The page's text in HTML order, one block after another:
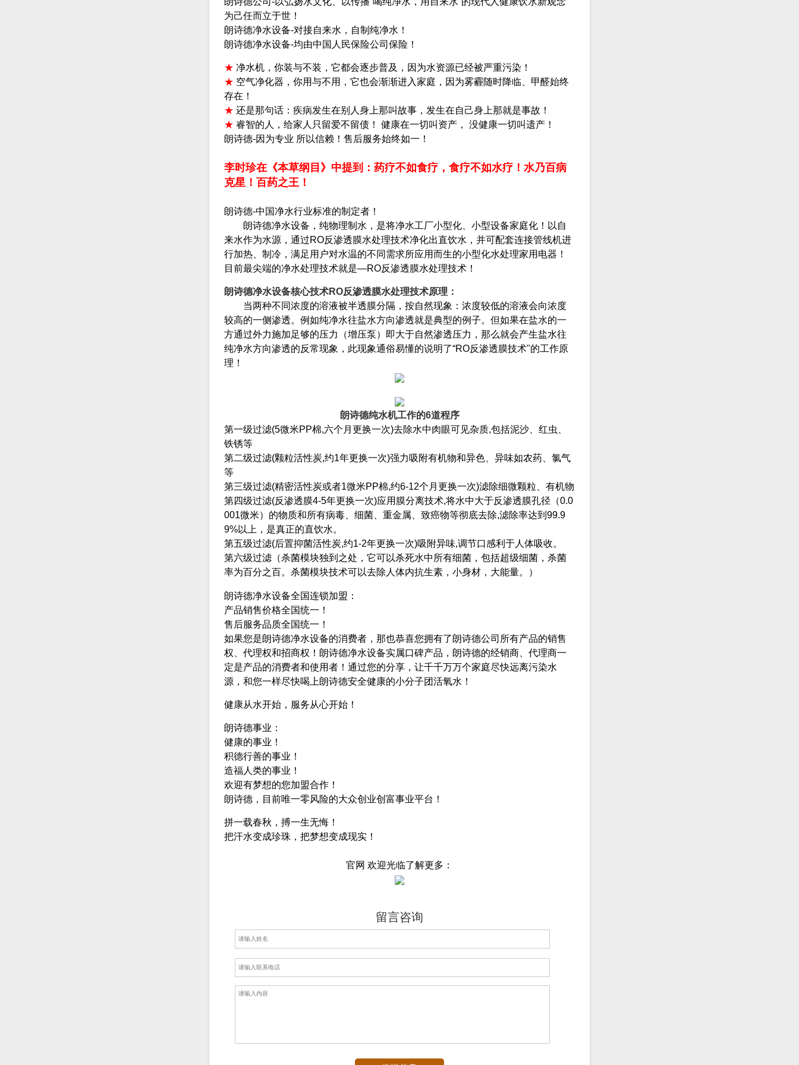
为己任而立于世！
朗诗德净水设备-对接自来水，自制纯净水！
朗诗德净水设备-均由中国人民保险公司保险！
★ 净水机，你装与不装，它都会逐步普及，因为水资源已经被严重污染！
★ 空气净化器，你用与不用，它也会渐渐进入家庭，因为雾霾随时降临、甲醛始终
存在！
★ 还是那句话：疾病发生在别人身上那叫故事，发生在自己身上那就是事故！
★ 睿智的人，给家人只留爱不留债！ 健康在一切叫资产， 没健康一切叫遗产！
朗诗德-因为专业 所以信赖！售后服务始终如一！
李时珍在《本草纲目》中提到：药疗不如食疗，食疗不如水疗！水乃百病
克星！百药之王！
朗诗德-中国净水行业标准的制定者！
朗诗德净水设备，纯物理制水，是将净水工厂小型化、小型设备家庭化！以自
来水作为水源，通过RO反渗透膜水处理技术净化出直饮水，并可配套连接管线机进
行加热、制冷，满足用户对水温的不同需求所应用而生的小型化水处理家用电器！
目前最尖端的净水处理技术就是—RO反渗透膜水处理技术！
朗诗德净水设备核心技术RO反渗透膜水处理技术原理：
当两种不同浓度的溶液被半透膜分隔，按自然现象：浓度较低的溶液会向浓度
较高的一侧渗透。例如纯净水往盐水方向渗透就是典型的例子。但如果在盐水的一
方通过外力施加足够的压力（增压泵）即大于自然渗透压力，那么就会产生盐水往
纯净水方向渗透的反常现象，此现象通俗易懂的说明了“RO反渗透膜技术"的工作原
理！
朗诗德纯水机工作的6道程序
第一级过滤(5微米PP棉,六个月更换一次)去除水中肉眼可见杂质,包括泥沙、红虫、
铁锈等
第二级过滤(颗粒活性炭,约1年更换一次)强力吸附有机物和异色、异味如农药、氯气
等
第三级过滤(精密活性炭或者1微米PP棉,约6-12个月更换一次)滤除细微颗粒、有机物
第四级过滤(反渗透膜4-5年更换一次)应用膜分离技术,将水中大于反渗透膜孔径（0.0
001微米）的物质和所有病毒、细菌、重金属、致癌物等彻底去除,滤除率达到99.9
9%以上，是真正的直饮水。
第五级过滤(后置抑菌活性炭,约1-2年更换一次)吸附异味,调节口感利于人体吸收。
第六级过滤（杀菌模块独到之处，它可以杀死水中所有细菌，包括超级细菌，杀菌
率为百分之百。杀菌模块技术可以去除人体内抗生素，小身材，大能量。）
朗诗德净水设备全国连锁加盟：
产品销售价格全国统一！
售后服务品质全国统一！
如果您是朗诗德净水设备的消费者，那也恭喜您拥有了朗诗德公司所有产品的销售
权、代理权和招商权！朗诗德净水设备实属口碑产品，朗诗德的经销商、代理商一
定是产品的消费者和使用者！通过您的分享，让千千万万个家庭尽快远离污染水
源，和您一样尽快喝上朗诗德安全健康的小分子团活氧水！
健康从水开始，服务从心开始！
朗诗德事业：
健康的事业！
积德行善的事业！
造福人类的事业！
欢迎有梦想的您加盟合作！
朗诗德，目前唯一零风险的大众创业创富事业平台！
拼一载春秋，搏一生无悔！
把汗水变成珍珠，把梦想变成现实！
官网 欢迎光临了解更多：
留言咨询